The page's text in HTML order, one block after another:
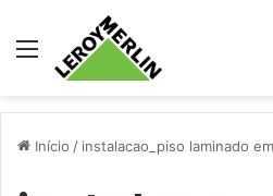
Menu
Início / instalacao_piso laminado